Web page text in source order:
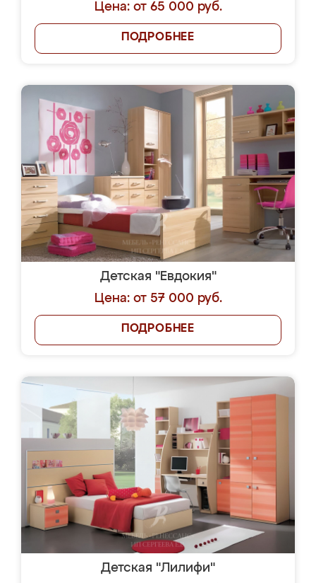
Цена: от 65 000 руб.
ПОДРОБНЕЕ
Детская "Евдокия"
Цена: от 57 000 руб.
ПОДРОБНЕЕ
Детская "Лилифи"